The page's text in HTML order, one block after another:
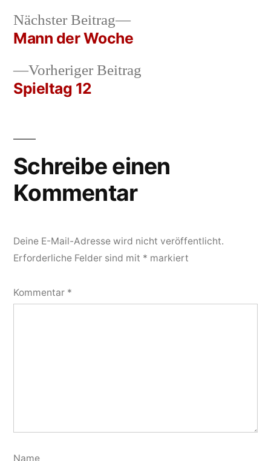
Beitrags-
Navigation
Vorheriger Beitrag
Spieltag 12
Nächster Beitrag
Nächster
Beitrag:
Mann der Woche
Schreibe einen
Kommentar
Deine E-Mail-Adresse wird nicht veröffentlicht.
Erforderliche Felder sind mit * markiert
Kommentar *
Name